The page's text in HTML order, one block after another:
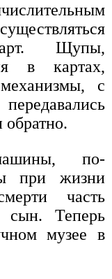
Щупы,
в картах,
с
по-
при жизни
часть
сын. Теперь
музее в